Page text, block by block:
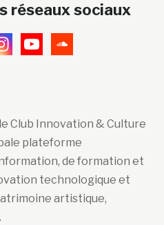
réseaux sociaux
Club Innovation & Culture
plateforme
de formation et
technologique et
artistique,